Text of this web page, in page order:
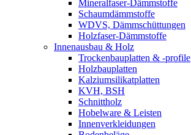
Mineralfaser-Dämmstoffe
Schaumdämmstoffe
WDVS, Dämmschüttungen
Holzfaser-Dämmstoffe
Innenausbau & Holz
Trockenbauplatten & -profile
Holzbauplatten
Kalziumsilikatplatten
KVH, BSH
Schnittholz
Hobelware & Leisten
Innenverkleidungen